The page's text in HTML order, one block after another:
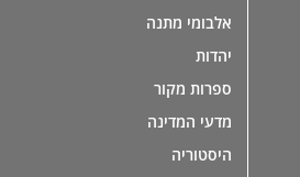
אלבומי מתנה
יהדות
ספרות מקור
מדעי המדינה
היסטוריה